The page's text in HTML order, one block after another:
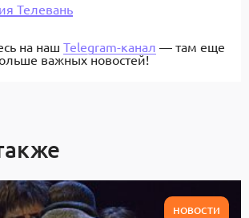
Телевань
на наш Telegram-канал — там еще
важных новостей!
НОВОСТИ